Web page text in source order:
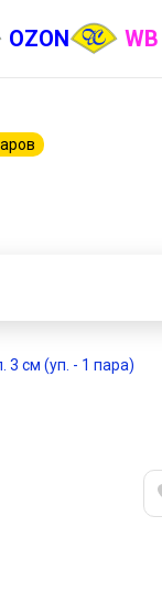
OZON WB
3 см (уп. - 1 пара)